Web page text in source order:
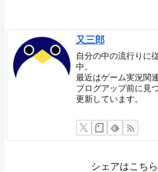
又三郎
自分の中の流行りに
中。
最近はゲーム実況関
ブログアップ前に見
更新しています。
シェアはこち